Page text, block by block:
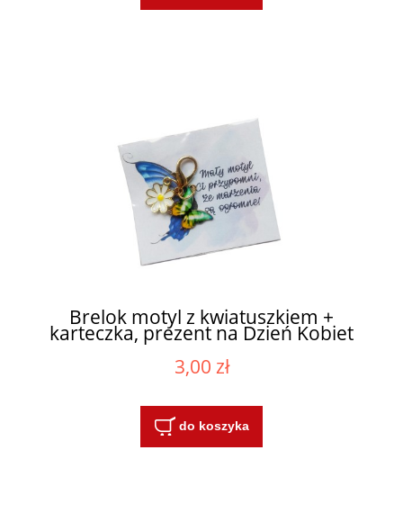
Brelok motyl z kwiatuszkiem +
karteczka, prezent na Dzień Kobiet
3,00 zł
do koszyka